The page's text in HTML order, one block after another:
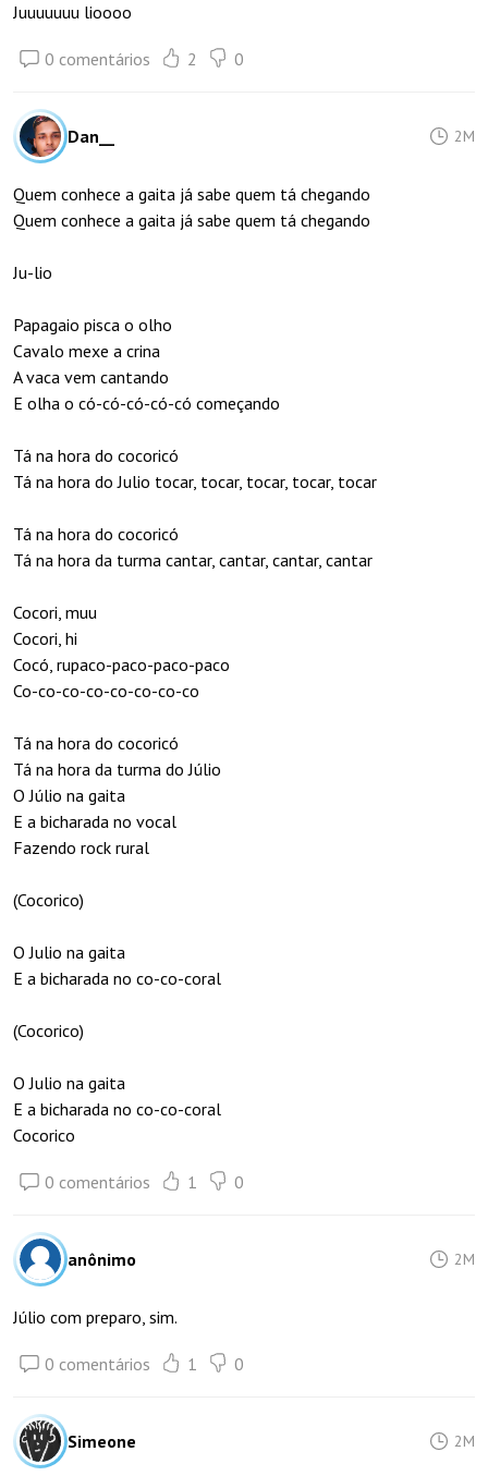
Juuuuuuu lioooo
0 comentários 2 0
Dan__ 2M
Quem conhece a gaita já sabe quem tá chegando
Quem conhece a gaita já sabe quem tá chegando
Ju-lio
Papagaio pisca o olho
Cavalo mexe a crina
A vaca vem cantando
E olha o có-có-có-có-có começando
Tá na hora do cocoricó
Tá na hora do Julio tocar, tocar, tocar, tocar, tocar
Tá na hora do cocoricó
Tá na hora da turma cantar, cantar, cantar, cantar
Cocori, muu
Cocori, hi
Cocó, rupaco-paco-paco-paco
Co-co-co-co-co-co-co-co
Tá na hora do cocoricó
Tá na hora da turma do Júlio
O Júlio na gaita
E a bicharada no vocal
Fazendo rock rural
(Cocorico)
O Julio na gaita
E a bicharada no co-co-coral
(Cocorico)
O Julio na gaita
E a bicharada no co-co-coral
Cocorico
0 comentários 1 0
anônimo 2M
Júlio com preparo, sim.
0 comentários 1 0
Simeone 2M